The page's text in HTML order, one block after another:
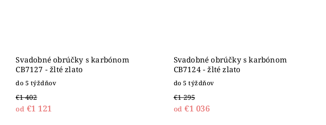
Svadobné obrúčky s karbónom
CB7127 - žlté zlato
do 5 týždňov
€1 402
od €1 121
Svadobné obrúčky s karbónom
CB7124 - žlté zlato
do 5 týždňov
€1 295
od €1 036